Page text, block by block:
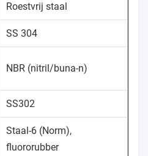
Roestvrij staal
SS 304
NBR (nitril/buna-n)
SS302
Staal-6 (Norm),
fluororubber